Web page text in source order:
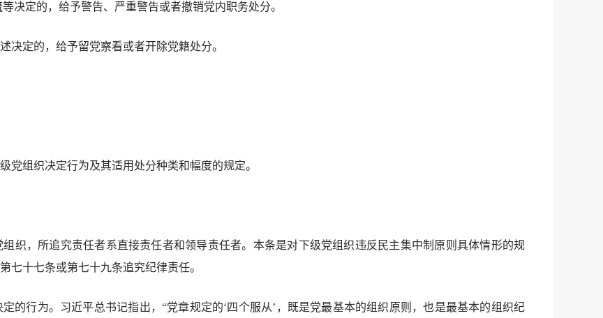
定的，给予警告、严重警告或者撤销党内职务处分。
定的，给予留党察看或者开除党籍处分。
组织决定行为及其适用处分种类和幅度的规定。
，所追究责任者系直接责任者和领导责任者。本条是对下级党组织违反民主集中制原则具体情形的规
七十七条或第七十九条追究纪律责任。
行为。习近平总书记指出，“党章规定的‘四个服从’，既是党最基本的组织原则，也是最基本的组织纪